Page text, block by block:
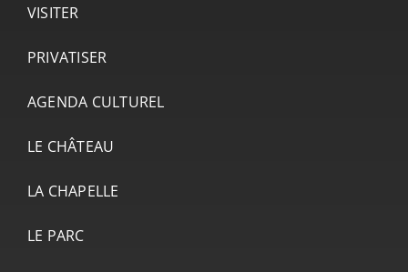
VISITER
PRIVATISER
AGENDA CULTUREL
LE CHÂTEAU
LA CHAPELLE
LE PARC